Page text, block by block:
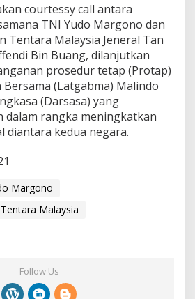
courtessy call antara
TNI Yudo Margono dan
Tentara Malaysia Jeneral Tan
Bin Buang, dilanjutkan
prosedur tetap (Protap)
(Latgabma) Malindo
(Darsasa) yang
dalam rangka meningkatkan
diantara kedua negara.
Margono
Malaysia
Follow Us